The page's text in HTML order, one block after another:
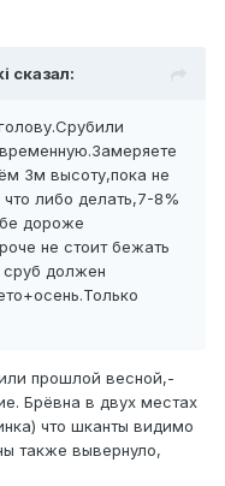
сказал:
3м высоту,пока не
либо делать,7-8%
дороже
не стоит бежать
сруб должен
прошлой весной,-
Брёвна в двух местах
что шканты видимо
также вывернуло,